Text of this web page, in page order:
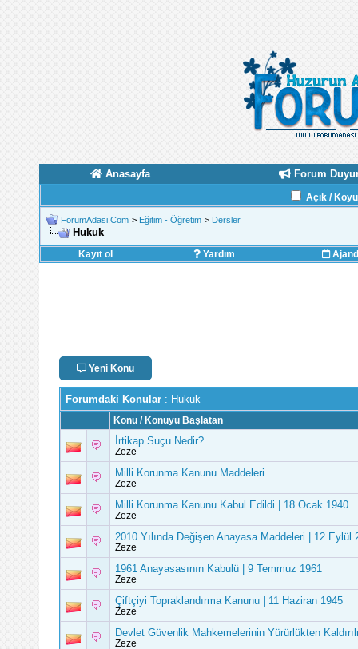
Anasayfa Forum
Açık /
ForumAdasi.Com > Eğitim - Öğretim > Dersler
Hukuk
Kayıt ol Yardım
Yeni Konu
Forumdaki Konular : Hukuk
Konu / Konuyu Başlatan
İrtikap Suçu Nedir?
Zeze
Milli Korunma Kanunu Maddeleri
Zeze
Milli Korunma Kanunu Kabul Edildi | 18 Ocak 1940
Zeze
2010 Yılında Değişen Anayasa Maddeleri | 12 Eylül
Zeze
1961 Anayasasının Kabulü | 9 Temmuz 1961
Zeze
Çiftçiyi Topraklandırma Kanunu | 11 Haziran 1945
Zeze
Devlet Güvenlik Mahkemelerinin Yürürlükten
Zeze